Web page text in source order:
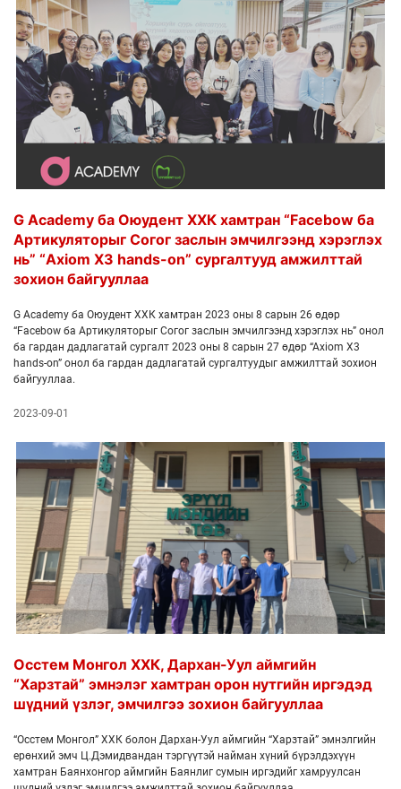
G Academy ба Оюудент ХХК хамтран “Facebow ба
Артикуляторыг Согог заслын эмчилгээнд хэрэглэх
нь” “Axiom X3 hands-on” сургалтууд амжилттай
зохион байгууллаа
G Academy ба Оюудент ХХК хамтран 2023 оны 8 сарын 26 өдөр
“Facebow ба Артикуляторыг Согог заслын эмчилгээнд хэрэглэх нь” онол
ба гардан дадлагатай сургалт 2023 оны 8 сарын 27 өдөр “Axiom X3
hands-on” онол ба гардан дадлагатай сургалтуудыг амжилттай зохион
байгууллаа.
2023-09-01
Осстем Монгол ХХК, Дархан-Уул аймгийн
“Харзтай” эмнэлэг хамтран орон нутгийн иргэдэд
шүдний үзлэг, эмчилгээ зохион байгууллаа
“Осстем Монгол” ХХК болон Дархан-Уул аймгийн “Харзтай” эмнэлгийн
ерөнхий эмч Ц.Дэмидвандан тэргүүтэй найман хүний бүрэлдэхүүн
хамтран Баянхонгор аймгийн Баянлиг сумын иргэдийг хамруулсан